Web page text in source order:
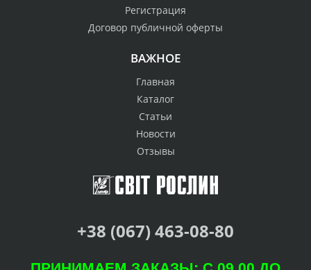
Регистрация
Договор публичной оферты
ВАЖНОЕ
Главная
Каталог
Статьи
Новости
Отзывы
+38 (067) 463-08-80